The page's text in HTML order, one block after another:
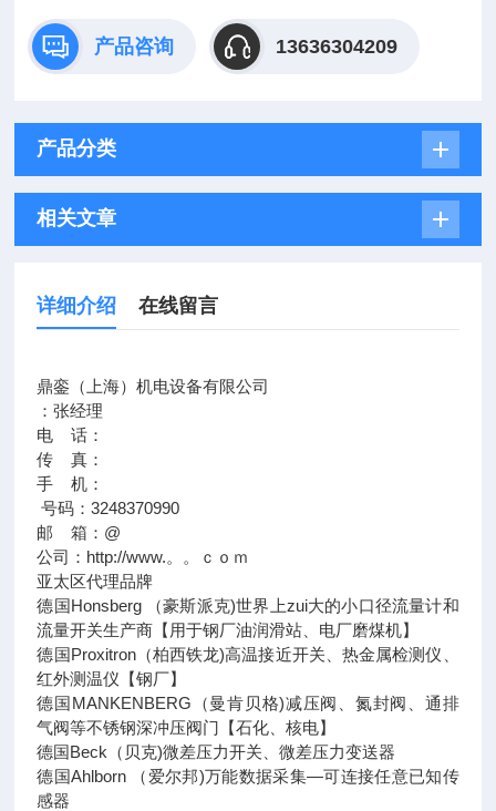
产品咨询 13636304209
产品分类
相关文章
详细介绍 在线留言
鼎銮（上海）机电设备有限公司
：张经理
电 话：
传 真：
手 机：
号码：3248370990
邮 箱：@
公司：http://www.。。ｃｏｍ
亚太区代理品牌
德国Honsberg （豪斯派克)世界上zui大的小口径流量计和
流量开关生产商【用于钢厂油润滑站、电厂磨煤机】
德国Proxitron（柏西铁龙)高温接近开关、热金属检测仪、
红外测温仪【钢厂】
德国MANKENBERG（曼肯贝格)减压阀、氮封阀、通排
气阀等不锈钢深冲压阀门【石化、核电】
德国Beck（贝克)微差压力开关、微差压力变送器
德国Ahlborn （爱尔邦)万能数据采集—可连接任意已知传
感器